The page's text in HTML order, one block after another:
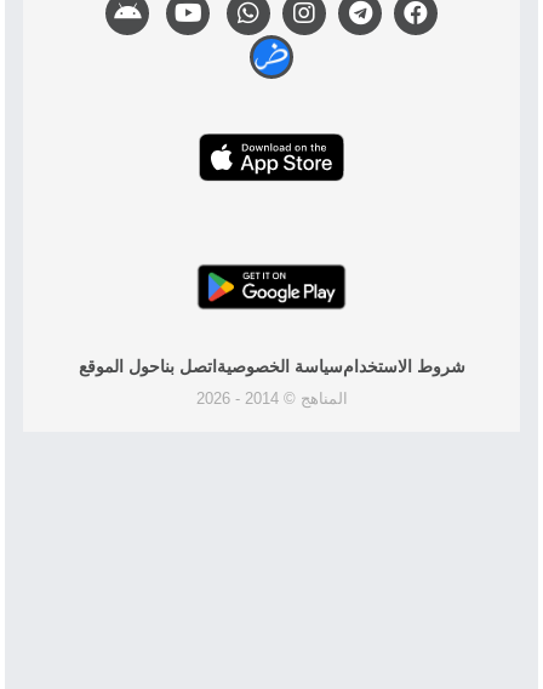
شروط الاستخدامسياسة الخصوصية اتصل بناحول الموقع
المناهج © 2014 - 2026